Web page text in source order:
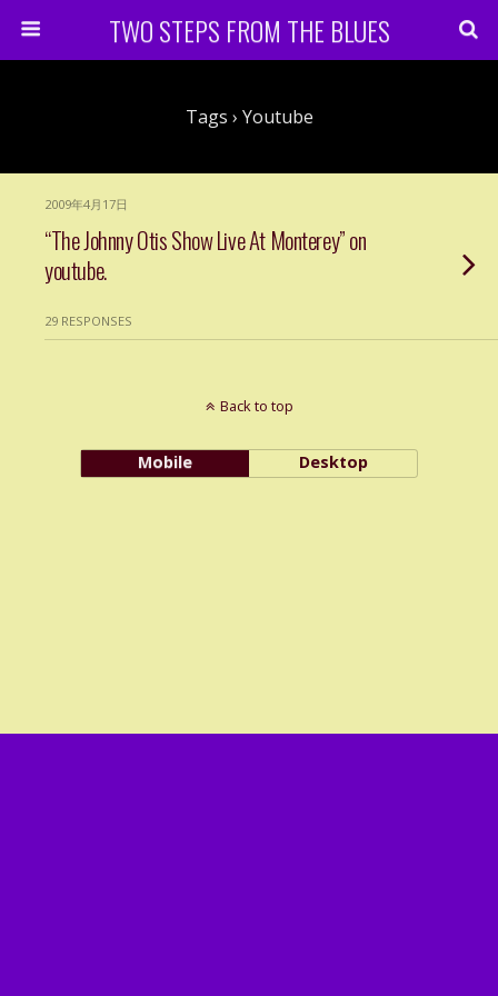
TWO STEPS FROM THE BLUES
Tags › Youtube
2009年4月17日
“The Johnny Otis Show Live At Monterey” on
youtube.
29 RESPONSES
Back to top
Mobile Desktop